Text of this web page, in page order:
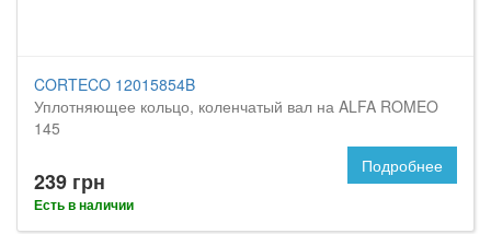
CORTECO 12015854B
Уплотняющее кольцо, коленчатый вал на ALFA ROMEO
145
239 грн
Есть в наличии
Подробнее